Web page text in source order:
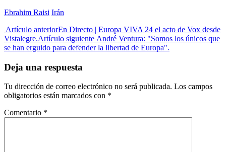
Ebrahim Raisi Irán
Artículo anteriorEn Directo | Europa VIVA 24 el acto de Vox desde
Vistalegre.Artículo siguiente André Ventura: "Somos los únicos que
se han erguido para defender la libertad de Europa".
Deja una respuesta
Tu dirección de correo electrónico no será publicada. Los campos
obligatorios están marcados con *
Comentario *